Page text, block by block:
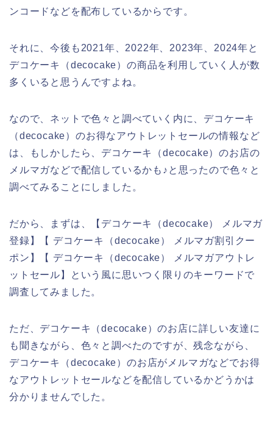
ンコードなどを配布しているからです。
それに、今後も2021年、2022年、2023年、2024年と
デコケーキ（decocake）の商品を利用していく人が数
多くいると思うんですよね。
なので、ネットで色々と調べていく内に、デコケーキ
（decocake）のお得なアウトレットセールの情報など
は、もしかしたら、デコケーキ（decocake）のお店の
メルマガなどで配信しているかも♪と思ったので色々と
調べてみることにしました。
だから、まずは、【デコケーキ（decocake） メルマガ
登録】【 デコケーキ（decocake） メルマガ割引クー
ポン】【 デコケーキ（decocake） メルマガアウトレ
ットセール】という風に思いつく限りのキーワードで
調査してみました。
ただ、デコケーキ（decocake）のお店に詳しい友達に
も聞きながら、色々と調べたのですが、残念ながら、
デコケーキ（decocake）のお店がメルマガなどでお得
なアウトレットセールなどを配信しているかどうかは
分かりませんでした。